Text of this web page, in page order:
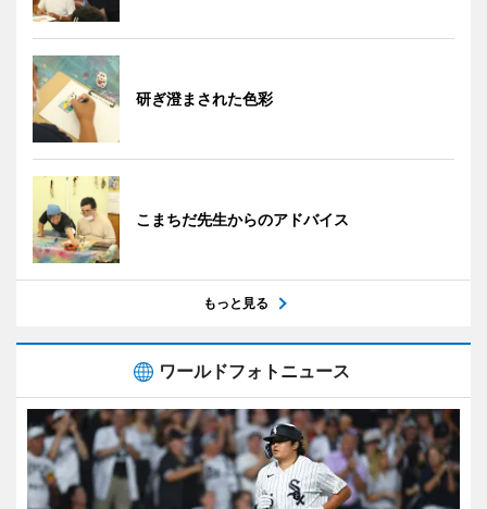
研ぎ澄まされた色彩
こまちだ先生からのアドバイス
もっと見る
ワールドフォトニュース